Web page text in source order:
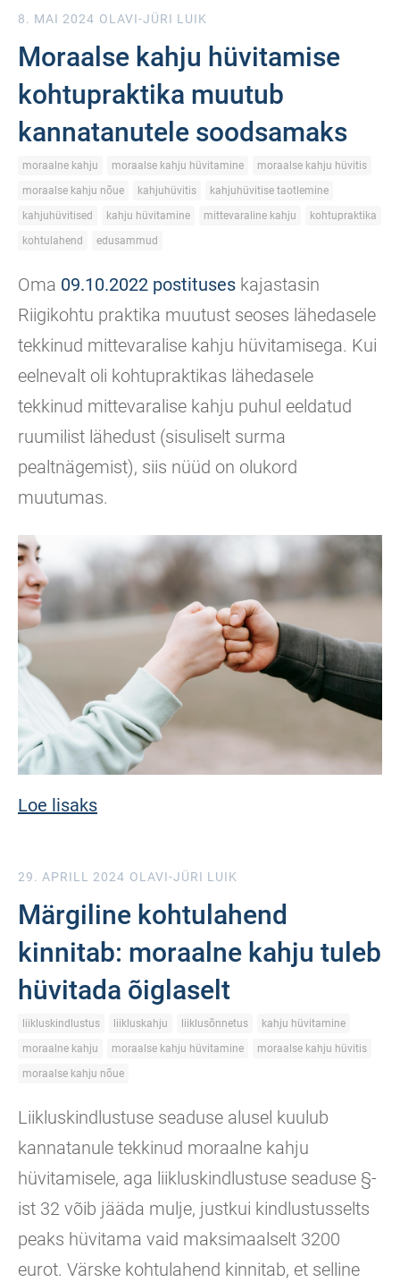
8. MAI 2024 OLAVI-JÜRI LUIK
Moraalse kahju hüvitamise
kohtupraktika muutub
kannatanutele soodsamaks
moraalne kahju moraalse kahju hüvitamine
moraalse kahju hüvitis
moraalse kahju nõue
kahjuhüvitis
kahjuhüvitise taotlemine
kahjuhüvitised
kahju hüvitamine mittevaraline kahju
kohtupraktika
kohtulahend
edusammud
Oma 09.10.2022 postituses kajastasin
Riigikohtu praktika muutust seoses lähedasele
tekkinud mittevaralise kahju hüvitamisega. Kui
eelnevalt oli kohtupraktikas lähedasele
tekkinud mittevaralise kahju puhul eeldatud
ruumilist lähedust (sisuliselt surma
pealtnägemist), siis nüüd on olukord
muutumas.
Loe lisaks
29. APRILL 2024 OLAVI-JÜRI LUIK
Märgiline kohtulahend
kinnitab: moraalne kahju tuleb
hüvitada õiglaselt
liikluskindlustus liikluskahju liiklusõnnetus
kahju hüvitamine
moraalne kahju
moraalse kahju hüvitamine
moraalse kahju hüvitis
moraalse kahju nõue
Liikluskindlustuse seaduse alusel kuulub
kannatanule tekkinud moraalne kahju
hüvitamisele, aga liikluskindlustuse seaduse §-
ist 32 võib jääda mulje, justkui kindlustusselts
peaks hüvitama vaid maksimaalselt 3200
eurot. Värske kohtulahend kinnitab, et selline